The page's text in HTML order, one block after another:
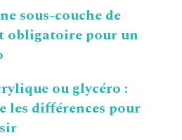
sous-couche de
obligatoire pour un
ou glycéro :
les différences pour